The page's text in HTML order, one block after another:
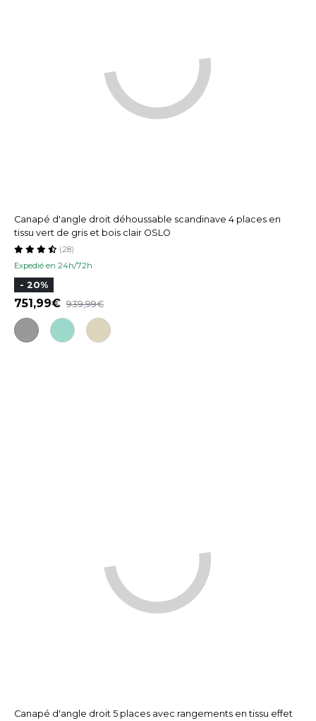
Canapé d'angle droit déhoussable scandinave 4 places en
tissu vert de gris et bois clair OSLO
Expedié en 24h/72h
(28)
- 20%
751,99 939,99
Canapé d'angle droit 5 places avec rangements en tissu effet